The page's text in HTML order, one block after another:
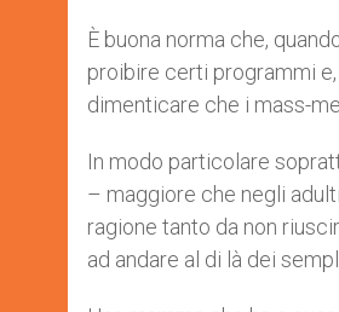
È buona norma che,
proibire certi programmi
dimenticare che i mass-
In modo particolare
– maggiore che negli
ragione tanto da non
ad andare al di là dei